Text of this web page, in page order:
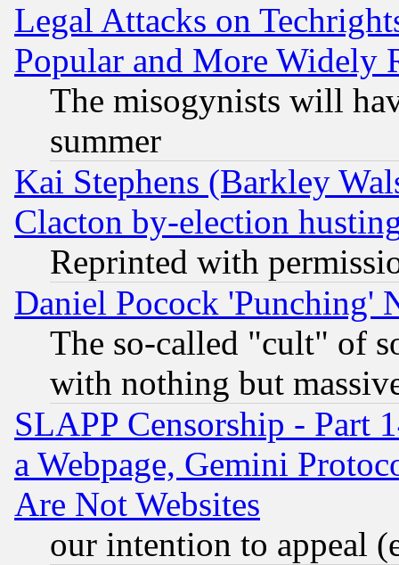
Legal Attacks on
Popular and More Widely
The misogynists will
summer
Kai Stephens (Barkley
Clacton by-election
Reprinted with
Daniel Pocock 'Punching'
The so-called "cult" of
with nothing but
SLAPP Censorship - Part
a Webpage, Gemini
Are Not Websites
our intention to appeal